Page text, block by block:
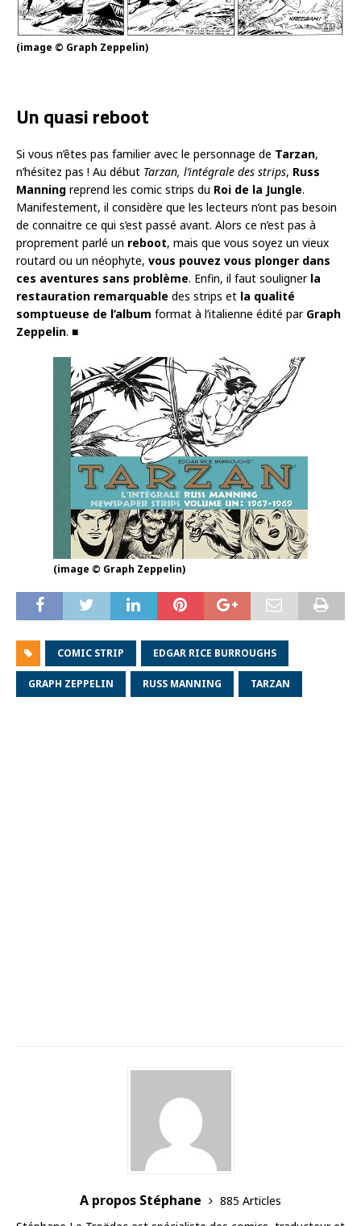
(image © Graph Zeppelin)
Un quasi reboot
Si vous n’êtes pas familier avec le personnage de Tarzan,
n’hésitez pas ! Au début Tarzan, l’intégrale des strips, Russ
Manning reprend les comic strips du Roi de la Jungle.
Manifestement, il considère que les lecteurs n’ont pas besoin
de connaitre ce qui s’est passé avant. Alors ce n’est pas à
proprement parlé un reboot, mais que vous soyez un vieux
routard ou un néophyte, vous pouvez vous plonger dans
ces aventures sans problème. Enfin, il faut souligner la
restauration remarquable des strips et la qualité
somptueuse de l’album format à l’italienne édité par Graph
Zeppelin. ■
(image © Graph Zeppelin)
COMIC STRIP EDGAR RICE BURROUGHS
GRAPH ZEPPELIN RUSS MANNING TARZAN
A propos Stéphane
885 Articles